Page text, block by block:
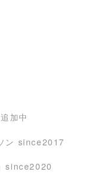
加中
ン since2017
since2020